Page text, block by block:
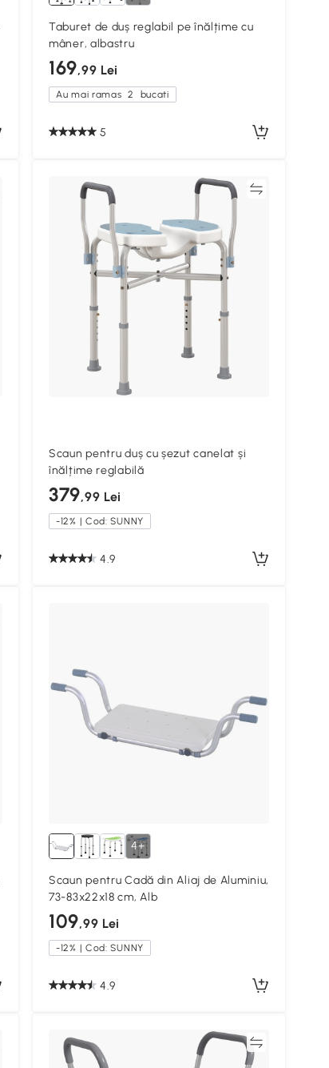
Taburet de duș reglabil pe înălțime cu
mâner, albastru
169,99 Lei
Au mai ramas 2 bucati
5
Compară
Scaun pentru duș cu șezut canelat și
înălțime reglabilă
379,99 Lei
-12% | Cod: SUNNY
4.9
4+
Scaun pentru Cadă din Aliaj de Aluminiu,
73-83x22x18 cm, Alb
109,99 Lei
-12% | Cod: SUNNY
4.9
Compară